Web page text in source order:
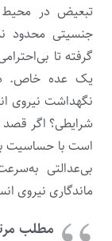
تبعیض در محیط
جنسیتی محدود
گرفته تا
یک عده خاص.
نگهداشت نیروی
شرایطی؟ اگر قصد
است با حساسیت
بی‌عدالتی
ماندگاری نیروی
مطلب